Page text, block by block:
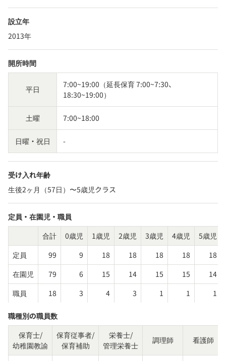
設立年
2013年
開所時間
平日
7:00~19:00（延長保育 7:00~7:30、
18:30~19:00）
土曜 7:00~18:00
日曜・祝日 -
受け入れ年齢
生後2ヶ月（57日）〜5歳児クラス
定員・在園児・職員
合計
0歳児 1歳児 2歳児 3歳児 4歳児 5歳児
定員
99 9 18 18 18 18
18
在園児
79 6 15 14 15 15
14
職員
18 3 4 3 1 1 1
職種別の職員数
保育士/
幼稚園教諭
保育従事者/
保育補助
栄養士/
管理栄養士
調理師 看護師